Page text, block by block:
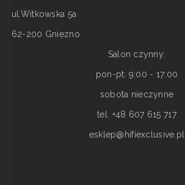
ul.Witkowska 5a
62-200 Gniezno
Salon czynny:
pon-pt: 9:00 - 17:00
sobota nieczynne
tel. +48 607 615 717
esklep@hifiexclusive.pl